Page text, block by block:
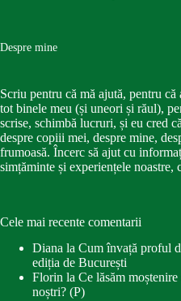
Despre mine
Scriu pentru că mă ajută, pentru că
tot binele meu (și uneori și răul),
scrise, schimbă lucruri, și eu cred
despre copiii mei, despre mine,
frumoasă. Încerc să ajut cu
simțăminte și experiențele noastre,
Cele mai recente comentarii
Diana la Cum învață proful
ediția de București
Florin la Ce lăsăm
noștri? (P)